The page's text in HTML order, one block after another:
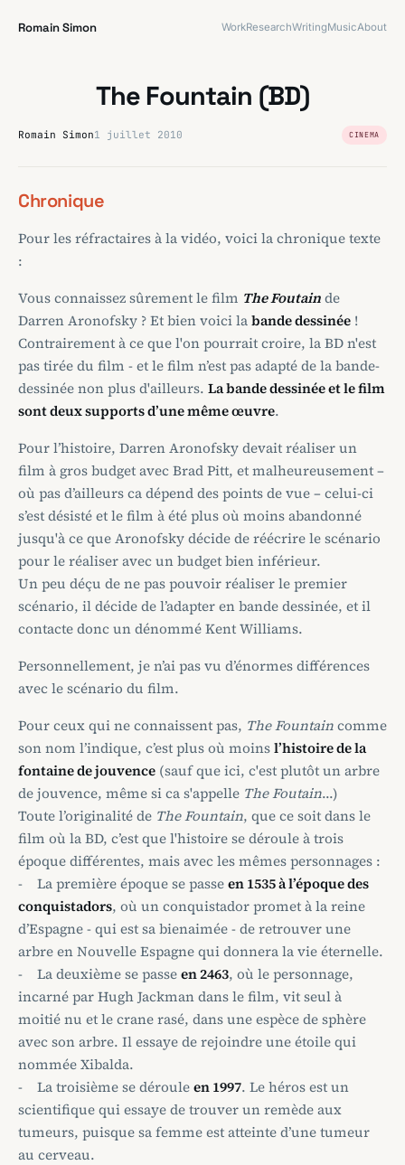
Romain Simon WorkResearchWritingMusicAbout
The Fountain (BD)
Romain Simon1 juillet 2010 CINEMA
Chronique
Pour les réfractaires à la vidéo, voici la chronique texte
:
Vous connaissez sûrement le film The Foutainde
Darren Aronofsky ? Et bien voici labande dessinée !
Contrairement à ce que l'on pourrait croire, la BD n'est
pas tirée du film - et le film n’est pas adapté de la bande-
dessinée non plus d'ailleurs. La bande dessinée et le film
sont deux supports d’une même œuvre.
Pour l’histoire, Darren Aronofsky devait réaliser un
film à gros budget avec Brad Pitt, et malheureusement –
où pas d’ailleurs ca dépend des points de vue – celui-ci
s’est désisté et le film à été plus où moins abandonné
jusqu'à ce que Aronofsky décide de réécrire le scénario
pour le réaliser avec un budget bien inférieur.
Un peu déçu de ne pas pouvoir réaliser le premier
scénario, il décide de l’adapter en bande dessinée, et il
contacte donc un dénommé Kent Williams.
Personnellement, je n’ai pas vu d’énormes différences
avec le scénario du film.
Pour ceux qui ne connaissent pas, The Fountaincomme
son nom l’indique, c’est plus où moinsl’histoire de la
fontaine de jouvence (sauf que ici, c'est plutôt un arbre
de jouvence, même si ca s'appelle The Foutain...)
Toute l’originalité de The Fountain, que ce soit dans le
film où la BD, c’est que l'histoire se déroule à trois
époque différentes, mais avec les mêmes personnages :
- La première époque se passeen 1535 à l’époque des
conquistadors, où un conquistador promet à la reine
d’Espagne - qui est sa bienaimée - de retrouver une
arbre en Nouvelle Espagne qui donnera la vie éternelle.
- La deuxième se passeen 2463, où le personnage,
incarné par Hugh Jackman dans le film, vit seul à
moitié nu et le crane rasé, dans une espèce de sphère
avec son arbre. Il essaye de rejoindre une étoile qui
nommée Xibalda.
- La troisième se dérouleen 1997. Le héros est un
scientifique qui essaye de trouver un remède aux
tumeurs, puisque sa femme est atteinte d’une tumeur
au cerveau.